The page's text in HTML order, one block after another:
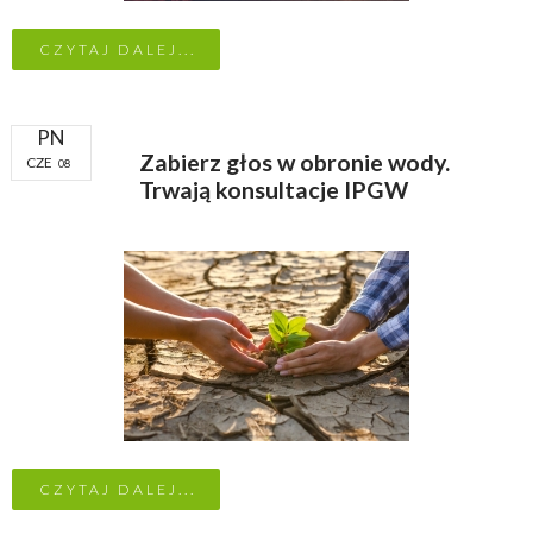
CZYTAJ DALEJ...
PN
CZE 08
Zabierz głos w obronie wody.
Trwają konsultacje IPGW
CZYTAJ DALEJ...